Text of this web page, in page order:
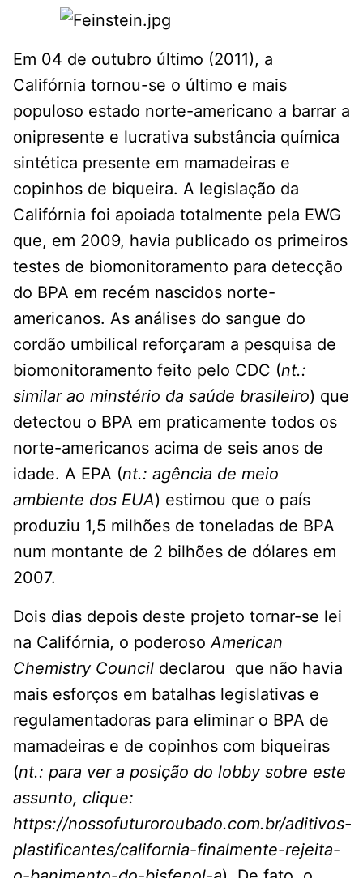
Em 04 de outubro último (2011), a
Califórnia tornou-se o último e mais
populoso estado norte-americano a barrar a
onipresente e lucrativa substância química
sintética presente em mamadeiras e
copinhos de biqueira. A legislação da
Califórnia foi apoiada totalmente pela EWG
que, em 2009, havia publicado os primeiros
testes de biomonitoramento para detecção
do BPA em recém nascidos norte-
americanos. As análises do sangue do
cordão umbilical reforçaram a pesquisa de
biomonitoramento feito pelo CDC (nt.:
similar ao minstério da saúde brasileiro) que
detectou o BPA em praticamente todos os
norte-americanos acima de seis anos de
idade. A EPA (nt.: agência de meio
ambiente dos EUA) estimou que o país
produziu 1,5 milhões de toneladas de BPA
num montante de 2 bilhões de dólares em
2007.
Dois dias depois deste projeto tornar-se lei
na Califórnia, o poderosoAmerican
Chemistry Council declarou que não havia
mais esforços em batalhas legislativas e
regulamentadoras para eliminar o BPA de
mamadeiras e de copinhos com biqueiras
(nt.: para ver a posição do lobby sobre este
assunto, clique:
https://nossofuturoroubado.com.br/aditivos-
plastificantes/california-finalmente-rejeita-